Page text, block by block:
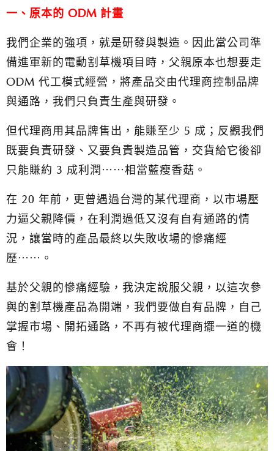
一、原本的 ODM 計畫
我們企業的強項，就是研發與製造。因此當公司準
備進軍新的電動割草機項目時，父親原本也想要走
ODM 代工模式經營，將產品交由代理商控制品牌
與通路，我們只負責生產與研發。
但代理商用其品牌售出，能賺至少 5 成；反觀我們
既要負責研發、又要負責製造品管，交貨給它後卻
只能賺約 3 成利潤⋯⋯相當藍瘦香菇。
在 20 年前，更曾遇過台灣的某代理商，以市場壓
力逼父親降價，在利潤過低又沒有自有通路的情
況，讓當時的產品最終以失敗收場的慘痛經
歷⋯⋯。
基於父親的慘痛經驗，我決定說服父親，以這次參
與的割草機產品為開端，我們要做自有品牌，自己
掌握市場、開拓通路，不再有被代理商擺一道的機
會！